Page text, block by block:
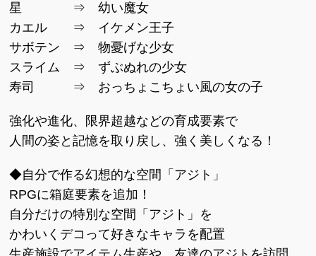
星 ⇒ 幼い魔女
カエル ⇒ イケメン王子
サボテン ⇒ 物憂げな少女
スライム ⇒ ずぶぬれの少女
寿司 ⇒ おっちょこちょい風の女の子
強化や進化、限界超越などの育成要素で
人間の姿と記憶を取り戻し、強く美しくなる！
◆自分で作る幻想的な空間「アジト」
RPGに箱庭要素を追加！
自分だけの特別な空間「アジト」を
かわいくデコって好きなキャラを配置